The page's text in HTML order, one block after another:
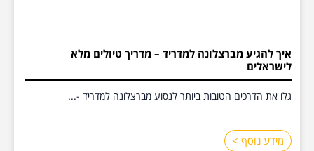
איך להגיע מברצלונה למדריד – מדריך טיולים מלא
לישראלים
גלו את הדרכים הטובות ביותר לנסוע מברצלונה למדריד -...
מידע נוסף >